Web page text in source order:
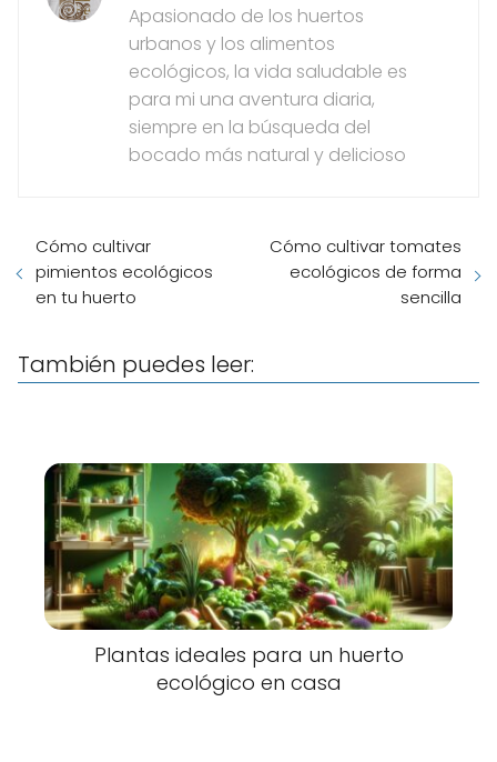
Apasionado de los huertos
urbanos y los alimentos
ecológicos, la vida saludable es
para mi una aventura diaria,
siempre en la búsqueda del
bocado más natural y delicioso
Cómo cultivar
pimientos ecológicos
en tu huerto
Cómo cultivar tomates
ecológicos de forma
sencilla
También puedes leer:
Plantas ideales para un huerto
ecológico en casa